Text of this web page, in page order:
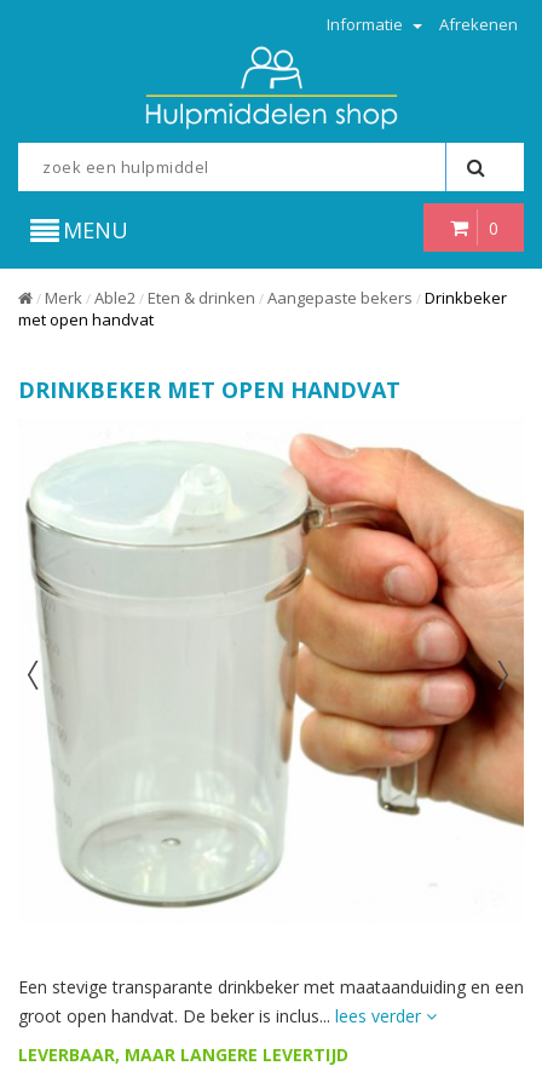
Informatie Afrekenen
0
MENU
/ Merk / Able2 / Eten & drinken / Aangepaste bekers / Drinkbeker
met open handvat
DRINKBEKER MET OPEN HANDVAT
Een stevige transparante drinkbeker met maataanduiding en een
groot open handvat. De beker is inclus... lees verder
LEVERBAAR, MAAR LANGERE LEVERTIJD